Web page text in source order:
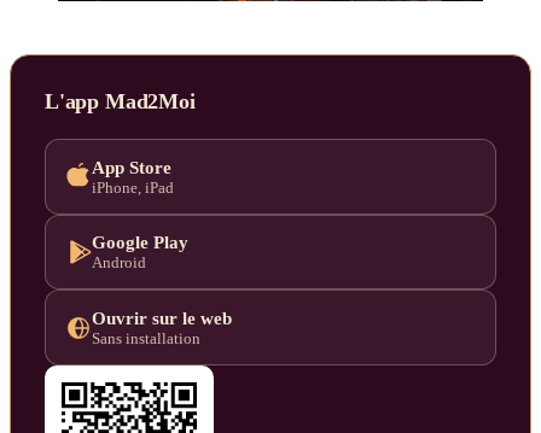
L'app Mad2Moi
App Store
iPhone, iPad
Google Play
Android
Ouvrir sur le web
Sans installation